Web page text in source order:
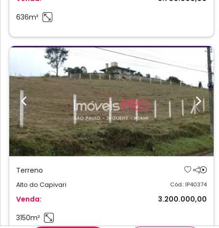
636m²
Previous Next
Terreno
Alto do Capivari Cód.: IP40374
Venda:
3.200.000,00
3150m²